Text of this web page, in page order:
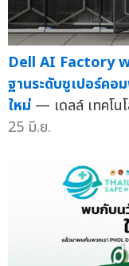
Dell AI Factory
ฐานระดับซูเปอร์คอ
ใหม่ — เดลล์ เทคโน
25 มิ.ย.